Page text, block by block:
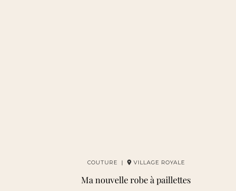
COUTURE | VILLAGE ROYALE
Ma nouvelle robe à paillettes